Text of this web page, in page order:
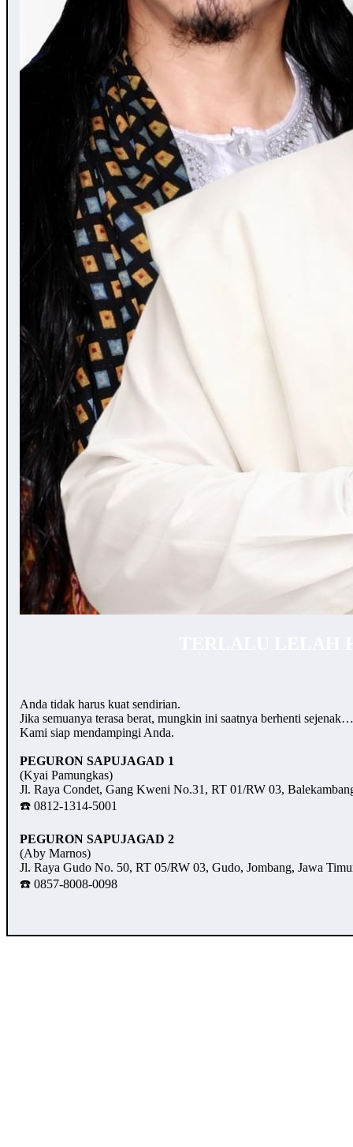
Anda tidak harus kuat sendirian.
Jika semuanya terasa berat, mungkin ini saatnya berhenti
Kami siap mendampingi Anda.
PEGURON SAPUJAGAD 1
(Kyai Pamungkas)
Jl. Raya Condet, Gang Kweni No.31, RT 01/RW 03,
☎️ 0812-1314-5001
PEGURON SAPUJAGAD 2
(Aby Marnos)
Jl. Raya Gudo No. 50, RT 05/RW 03, Gudo, Jombang, Jawa
☎️ 0857-8008-0098